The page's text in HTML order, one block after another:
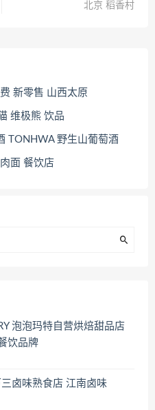
北京 稻香村
新零售 山西太原
维极熊 饮品
TONHWA 野生山葡萄酒
面 餐饮店
泡泡玛特自营烘焙甜品店
饮品牌
卤味熟食店 江南卤味